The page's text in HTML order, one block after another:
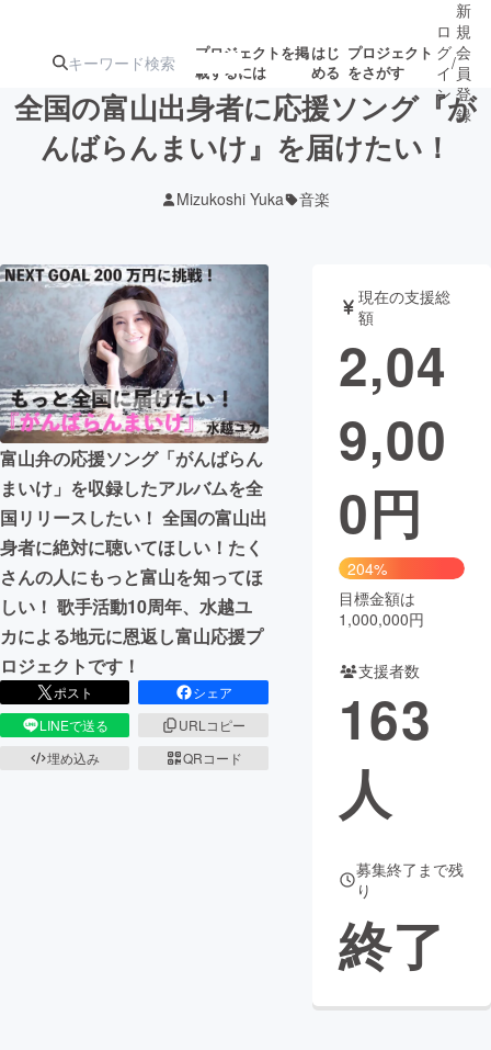
プロジェクトを掲
載するには
はじ
める
プロジェクト
をさがす
ジェクト
募集終了が近いプ
ロジェクト
アート・写真 音楽
テクノロジー・ガジェット ゲーム・サ
映像・映画
ビジネス・起業
まちづくり・地域活性化
CAMPFIRE for Social Good
CAMPFIRE Creation
CAMPFIREふるさと納税machi-ya コミュニティ
ロ
グ
イ
ン
/
新
規
会
員
登
録
全国の富山出身者に応援ソング『が
んばらんまいけ』を届けたい！
Mizukoshi Yuka 音楽
富山弁の応援ソング「がんばらん
まいけ」を収録したアルバムを全
国リリースしたい！ 全国の富山出
身者に絶対に聴いてほしい！たく
さんの人にもっと富山を知ってほ
しい！ 歌手活動10周年、水越ユ
カによる地元に恩返し富山応援プ
ロジェクトです！
ポスト
シェア
LINEで送る
URLコピー
埋め込み
QRコード
現在の支援総
額
2,04
9,00
0円
204%
目標金額は
1,000,000円
支援者数
163
人
募集終了まで残
り
終了